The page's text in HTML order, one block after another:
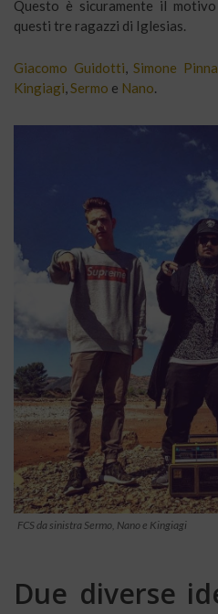
Questo è sicuramente il
questi tre ragazzi di Iglesias.
Giacomo Guidotti, Simone Pinna
Kingiagi,Sermo e Nano.
FCS da sinistra Sermo, Nano e Kingiagi
Due diverse